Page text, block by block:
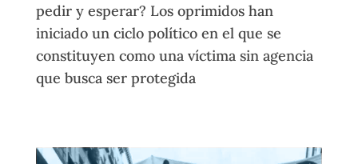
pedir y esperar? Los oprimidos han
iniciado un ciclo político en el que se
constituyen como una víctima sin agencia
que busca ser protegida